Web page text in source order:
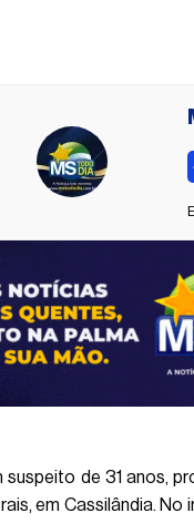
suspeito de 31 anos,
em Cassilândia.